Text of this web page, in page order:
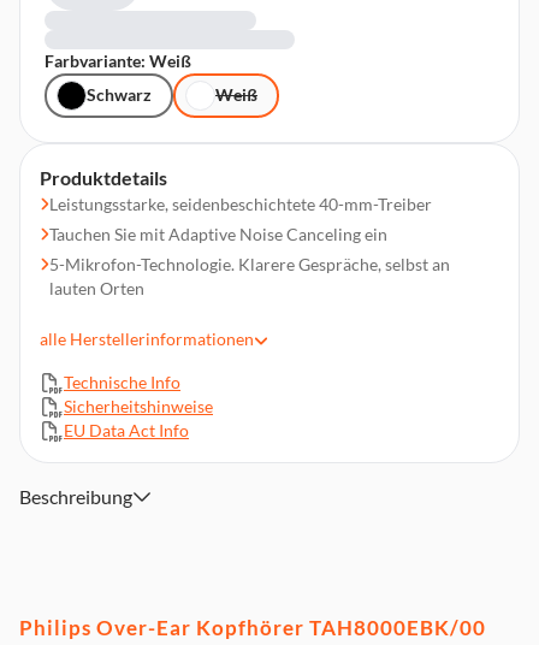
Produktdetails
Leistungsstarke, seidenbeschichtete 40-mm-Treiber
Tauchen Sie mit Adaptive Noise Canceling ein
5-Mikrofon-Technologie. Klarere Gespräche, selbst an
lauten Orten
Bluetooth ® Multipoint-Konnektivität und Auracast™
Austauschbarer Akku und Ohrkappenpolster für den
Gebrauch über viele Jahre
Stoßfestes, staubdichtes Hartschalen-Reiseetui im
Eine schnelle 10-minütige Ladung bietet 8 Stunde
Wiedergabezeit
Verpackung
alle Herstellerinformationen
Technische Info
Sicherheitshinweise
EU Data Act Info
Farbvariante: Weiß
Schwarz
Weiß
Beschreibung
Philips Over-Ear Kopfhörer TAH8000EBK/00